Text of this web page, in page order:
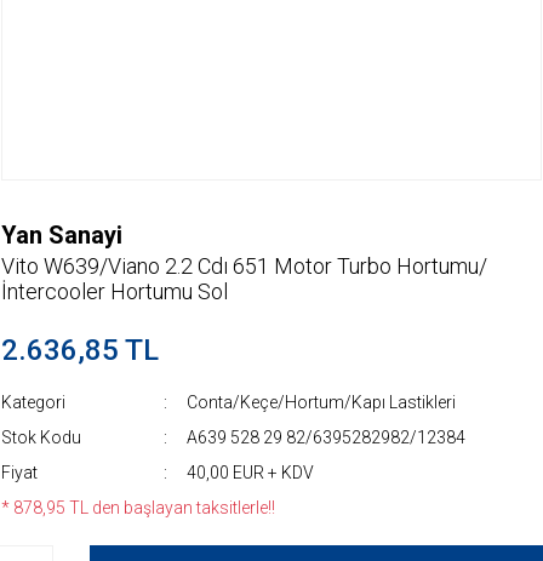
Yan Sanayi
Vito W639/Viano 2.2 Cdı 651 Motor Turbo Hortumu/
İntercooler Hortumu Sol
2.636,85 TL
Kategori
Conta/Keçe/Hortum/Kapı Lastikleri
Stok Kodu
A639 528 29 82/6395282982/12384
Fiyat
40,00 EUR + KDV
* 878,95 TL den başlayan taksitlerle!!